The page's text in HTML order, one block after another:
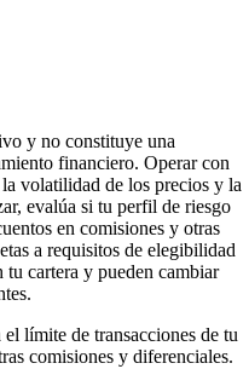
y no constituye una
financiero. Operar con
volatilidad de los precios y la
evalúa si tu perfil de riesgo
en comisiones y otras
a requisitos de elegibilidad
tu cartera y pueden cambiar
límite de transacciones de tu
comisiones y diferenciales.